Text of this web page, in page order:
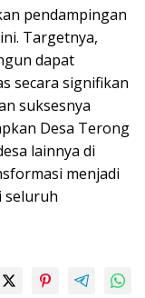
pendampingan
Targetnya,
dapat
secara signifikan
suksesnya
Desa Terong
lainnya di
menjadi
seluruh